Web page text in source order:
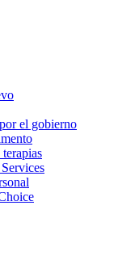
el gobierno